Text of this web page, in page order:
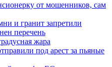
от мошенников, сам
и гранит запретили
перечень
жара
под арест за пьяные